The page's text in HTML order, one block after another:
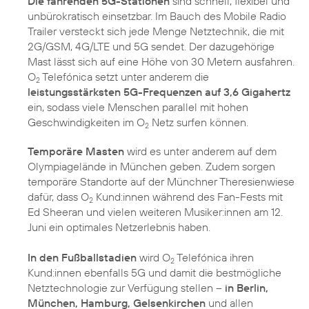
unbürokratisch einsetzbar. Im Bauch des Mobile Radio
Trailer versteckt sich jede Menge Netztechnik, die mit
2G/GSM, 4G/LTE und 5G sendet. Der dazugehörige
Mast lässt sich auf eine Höhe von 30 Metern ausfahren.
O2 Telefónica setzt unter anderem die
leistungsstärksten 5G-Frequenzen auf 3,6 Gigahertz
ein, sodass viele Menschen parallel mit hohen
Geschwindigkeiten im O2 Netz surfen können.
Temporäre Masten wird es unter anderem auf dem
Olympiagelände in München geben. Zudem sorgen
temporäre Standorte auf der Münchner Theresienwiese
dafür, dass O2 Kund:innen während des Fan-Fests mit
Ed Sheeran und vielen weiteren Musiker:innen am 12.
Juni ein optimales Netzerlebnis haben.
In den Fußballstadien wird O2 Telefónica ihren
Kund:innen ebenfalls 5G und damit die bestmögliche
Netztechnologie zur Verfügung stellen – in Berlin,
München, Hamburg, Gelsenkirchen und allen